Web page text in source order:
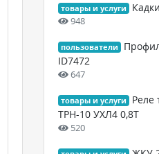
товары и услуги
948
пользователи
ID7472
647
товары и услуги
Реле
ТРН-10 УХЛ4 0,8Т
520